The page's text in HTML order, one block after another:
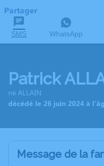
Partager
SMS WhatsApp
Patrick
né ALLAIN
décédé le 26 juin 2024 à
Message de la